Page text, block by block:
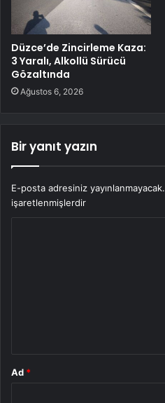
Düzce’de Zincirleme Kaza:
3 Yaralı, Alkollü Sürücü
Gözaltında
Ağustos 6, 2026
Bir yanıt yazın
E-posta adresiniz yayınlanmayacak.
işaretlenmişlerdir
Ad *